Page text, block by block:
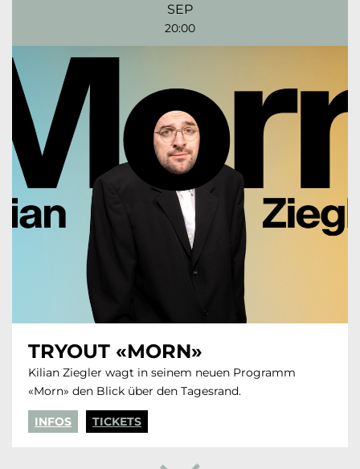
SEP
20:00
TRYOUT «MORN»
Kilian Ziegler wagt in seinem neuen Programm
«Morn» den Blick über den Tagesrand.
INFOS TICKETS